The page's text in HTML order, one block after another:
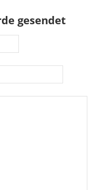
gesendet